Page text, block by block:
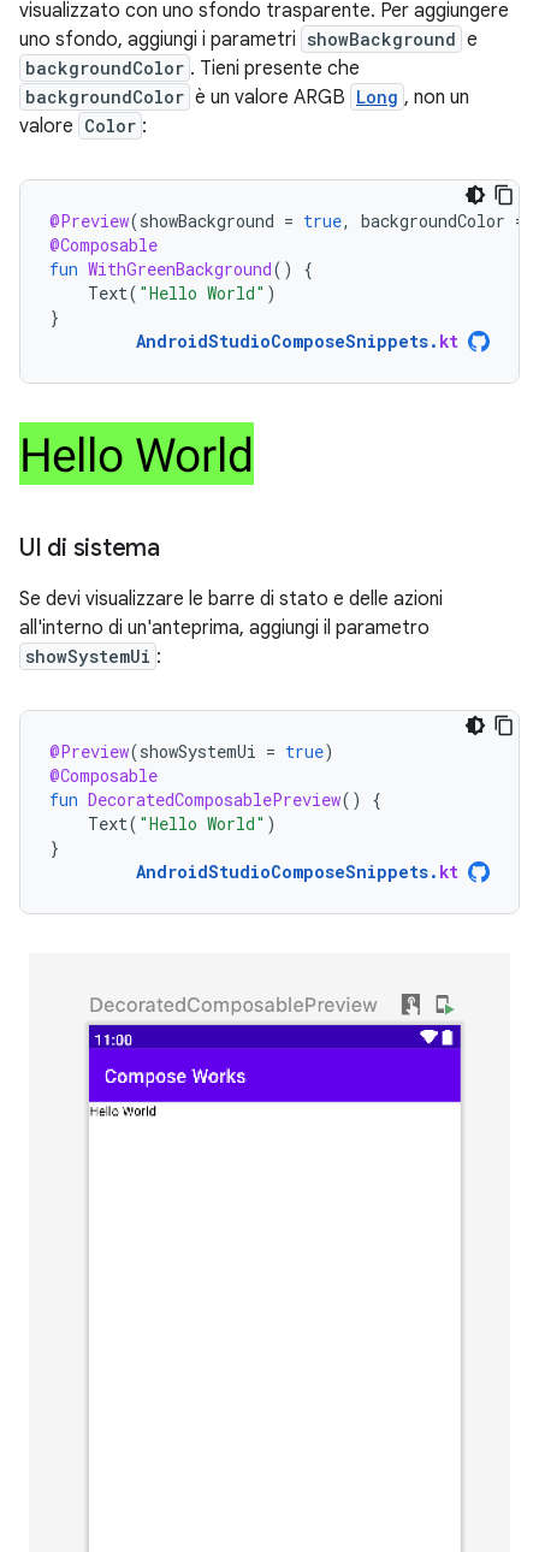
visualizzato con uno sfondo trasparente. Per aggiungere
uno sfondo, aggiungi i parametri showBackground e
backgroundColor . Tieni presente che
backgroundColor è un valore ARGB Long , non un
valore Color :
@Preview(showBackground = true, backgroundColor =
@Composable
fun WithGreenBackground()
{
Text( "Hello World" )
}
AndroidStudioComposeSnippets. kt
UI di sistema
Se devi visualizzare le barre di stato e delle azioni
all'interno di un'anteprima, aggiungi il parametro
showSystemUi :
@Preview(showSystemUi = true)
@Composable
fun DecoratedComposablePreview()
{
Text( "Hello World" )
}
AndroidStudioComposeSnippets. kt